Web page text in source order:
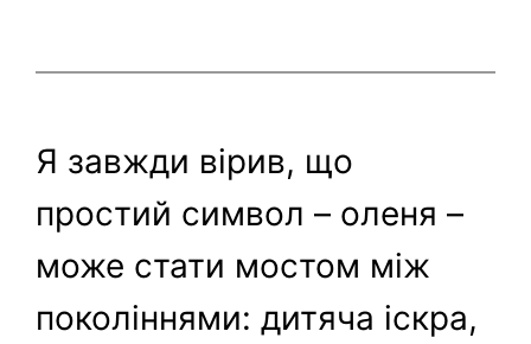
Я завжди вірив, що
простий символ – оленя –
може стати мостом між
поколіннями: дитяча іскра,